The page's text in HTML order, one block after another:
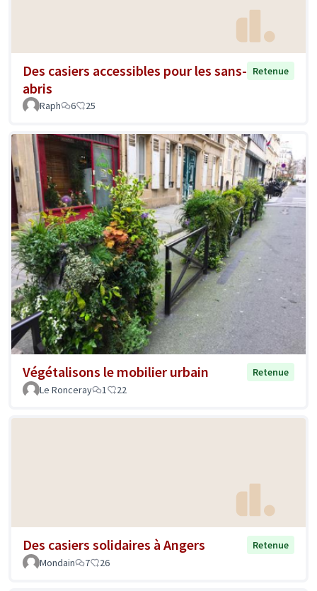
Des casiers accessibles pour les sans-
abris
Retenue
Raph 6 25
Végétalisons le mobilier urbain
Retenue
Le Ronceray
1 22
Des casiers solidaires à Angers
Retenue
Mondain
7 26